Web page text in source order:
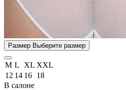
Размер Выберите размер
M L XL XXL
12 14 16 18
В салоне